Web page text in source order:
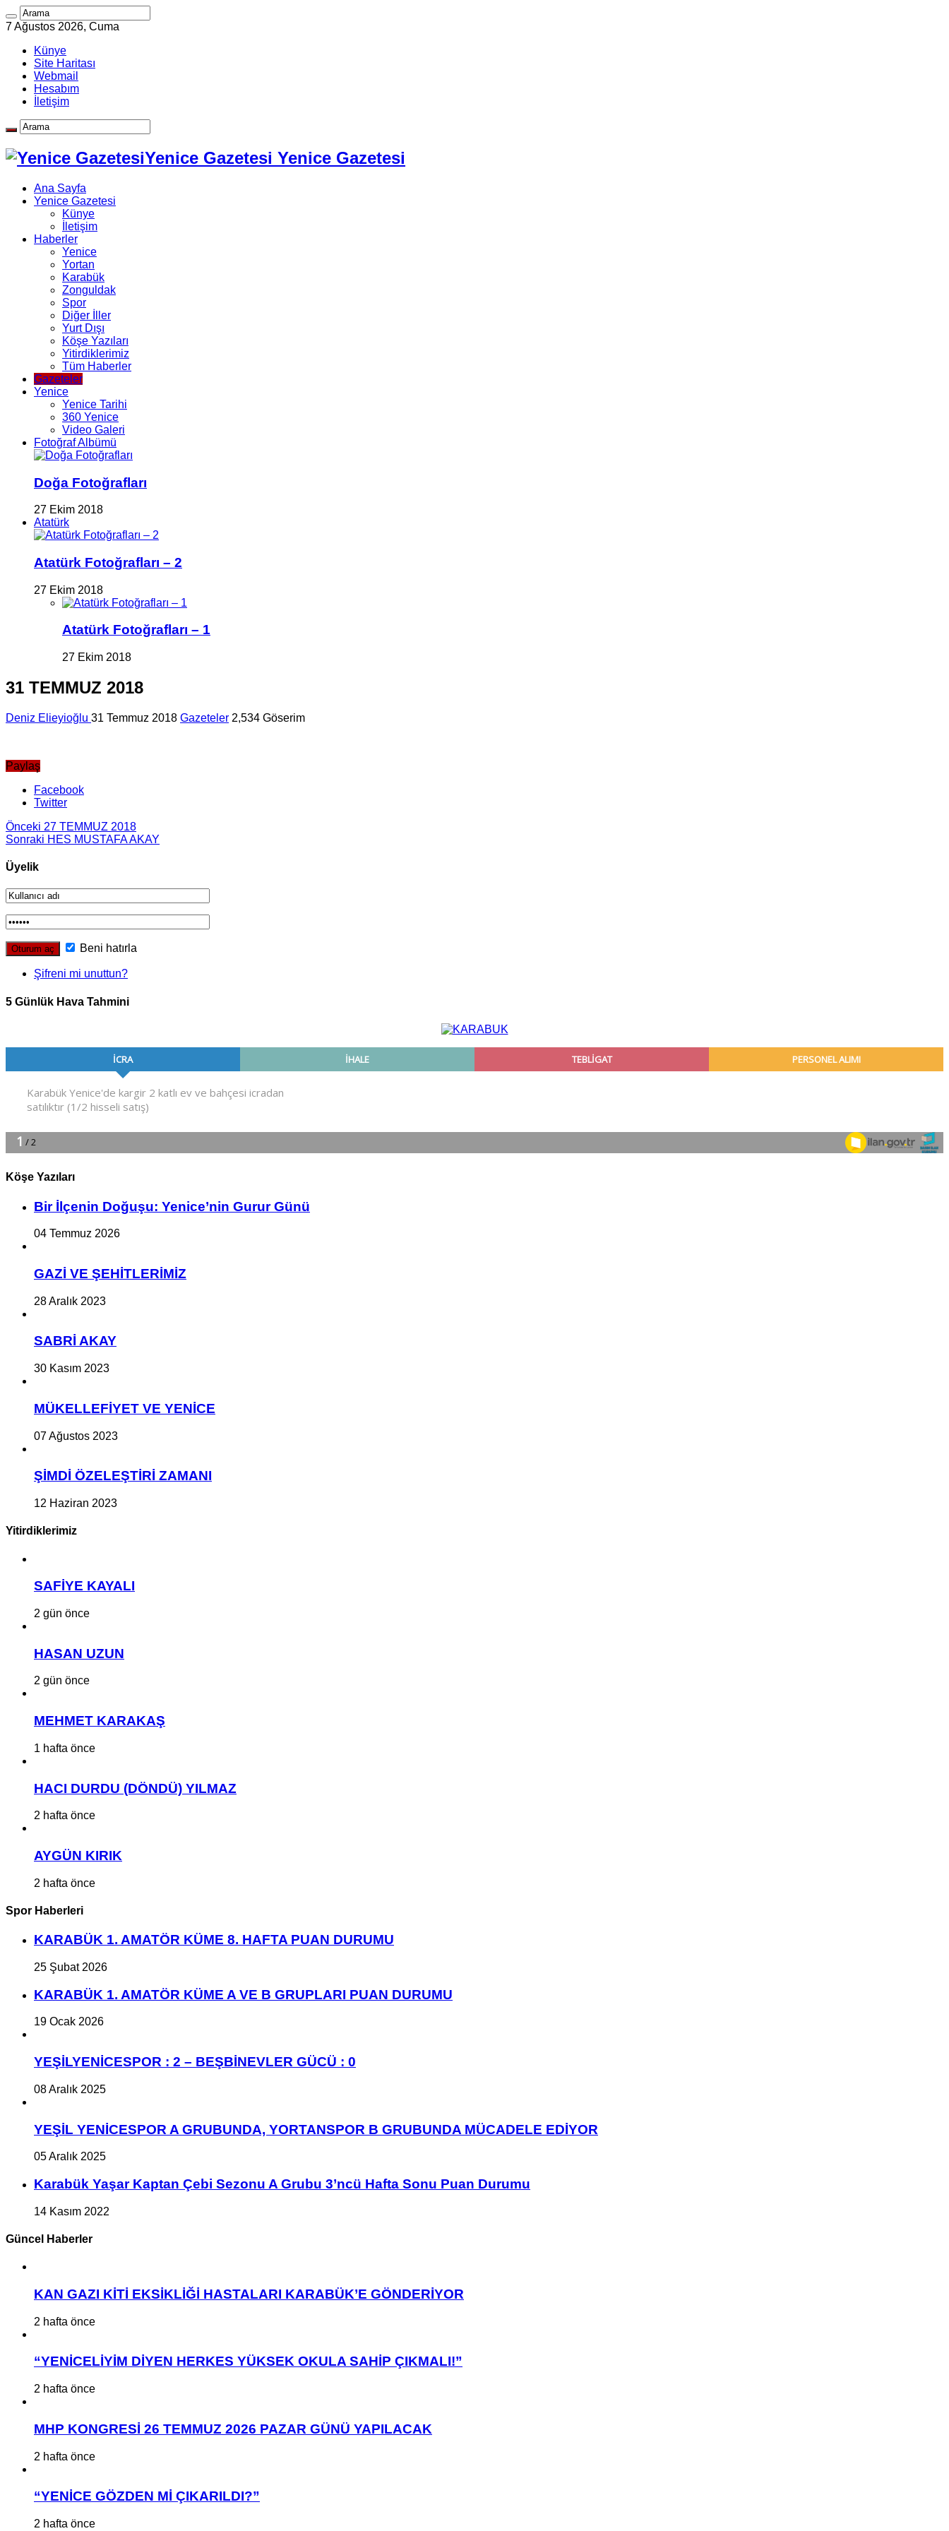
7 Ağustos 2026, Cuma
Künye
Site Haritası
Webmail
Hesabım
İletişim
Yenice Gazetesi Yenice Gazetesi
Ana Sayfa
Yenice Gazetesi
Künye
İletişim
Haberler
Yenice
Yortan
Karabük
Zonguldak
Spor
Diğer İller
Yurt Dışı
Köşe Yazıları
Yitirdiklerimiz
Tüm Haberler
Gazeteler
Yenice
Yenice Tarihi
360 Yenice
Video Galeri
Fotoğraf Albümü
Doğa Fotoğrafları
27 Ekim 2018
Atatürk
Atatürk Fotoğrafları – 2
27 Ekim 2018
Atatürk Fotoğrafları – 1
27 Ekim 2018
31 TEMMUZ 2018
Deniz Elieyioğlu 31 Temmuz 2018 Gazeteler 2,534 Göserim
Paylaş
Facebook
Twitter
Önceki 27 TEMMUZ 2018
Sonraki HES MUSTAFA AKAY
Üyelik
Beni hatırla
Şifreni mi unuttun?
5 Günlük Hava Tahmini
Köşe Yazıları
Bir İlçe­nin Do­ğu­şu: Ye­ni­ce’nin Gurur Günü
04 Temmuz 2026
GAZİ VE ŞEHİTLERİMİZ
28 Aralık 2023
SABRİ AKAY
30 Kasım 2023
MÜKELLEFİYET VE YENİCE
07 Ağustos 2023
ŞİMDİ ÖZELEŞTİRİ ZAMANI
12 Haziran 2023
Yitirdiklerimiz
SAFİYE KAYALI
2 gün önce
HASAN UZUN
2 gün önce
MEHMET KARAKAŞ
1 hafta önce
HACI DURDU (DÖNDÜ) YILMAZ
2 hafta önce
AYGÜN KIRIK
2 hafta önce
Spor Haberleri
KARABÜK 1. AMATÖR KÜME 8. HAFTA PUAN DURUMU
25 Şubat 2026
KARABÜK 1. AMATÖR KÜME A VE B GRUPLARI PUAN DURUMU
19 Ocak 2026
YEŞİLYENİCESPOR : 2 – BEŞBİNEVLER GÜCÜ : 0
08 Aralık 2025
YEŞİL YENİCESPOR A GRUBUNDA, YORTANSPOR B GRUBUNDA MÜCADELE EDİYOR
05 Aralık 2025
Karabük Yaşar Kaptan Çebi Sezonu A Grubu 3’ncü Hafta Sonu Puan Durumu
14 Kasım 2022
Güncel Haberler
KAN GAZI KİTİ EKSİKLİĞİ HASTALARI KARABÜK’E GÖNDERİYOR
2 hafta önce
“YENİCELİYİM DİYEN HERKES YÜKSEK OKULA SAHİP ÇIKMALI!”
2 hafta önce
MHP KONGRESİ 26 TEMMUZ 2026 PAZAR GÜNÜ YAPILACAK
2 hafta önce
“YENİCE GÖZDEN Mİ ÇIKARILDI?”
2 hafta önce